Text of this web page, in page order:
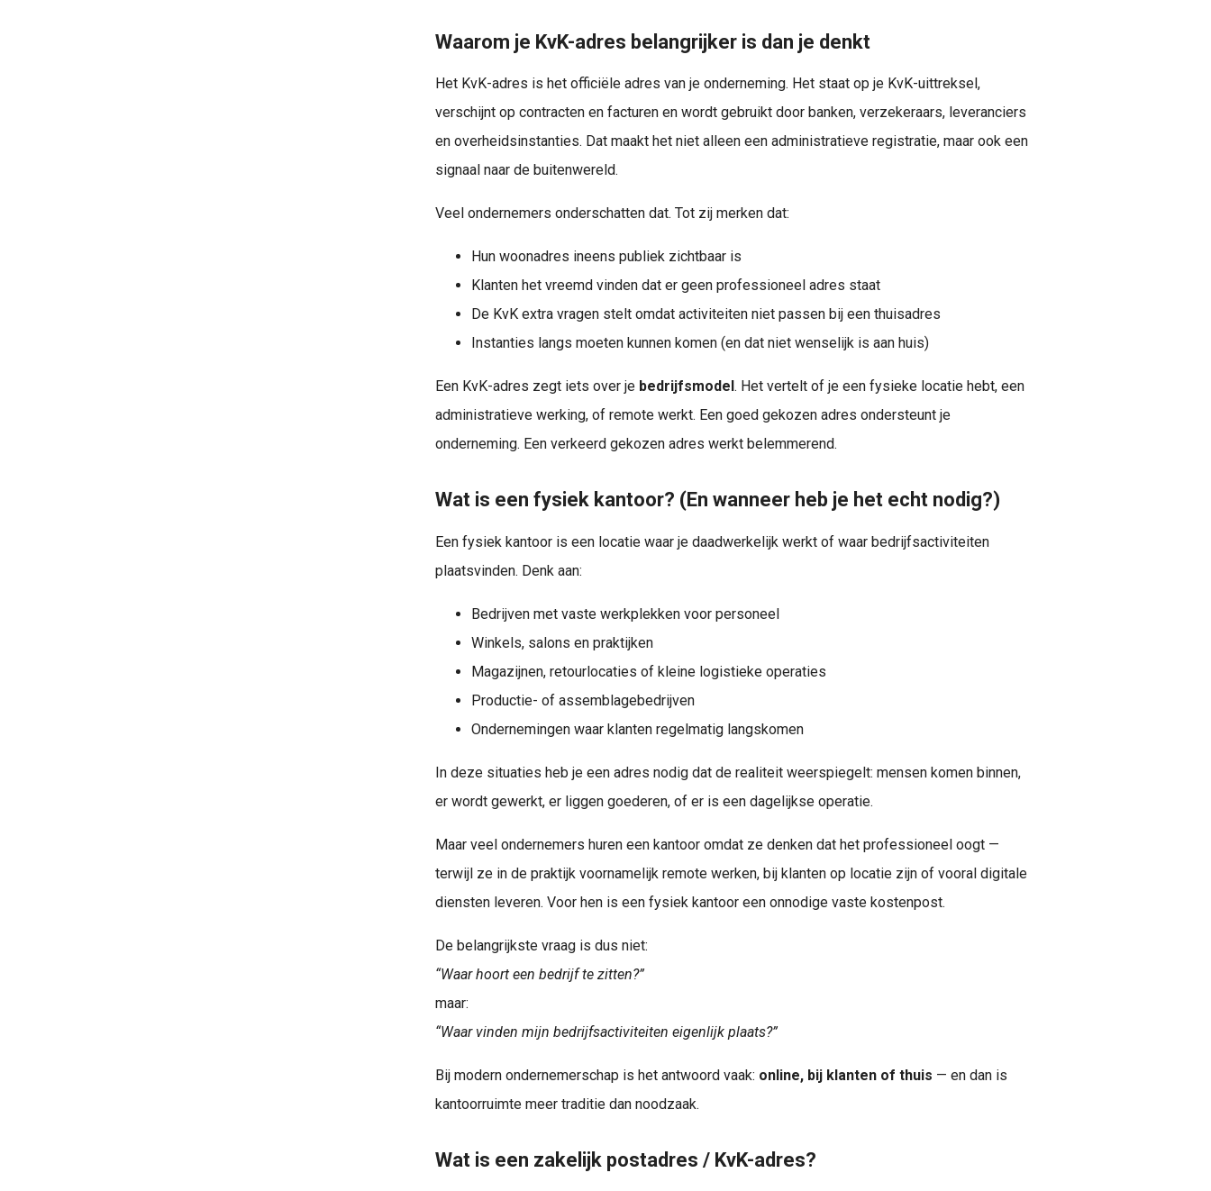
Waarom je KvK-adres belangrijker is dan je denkt
Het KvK-adres is het officiële adres van je onderneming. Het staat op je KvK-uittreksel,
verschijnt op contracten en facturen en wordt gebruikt door banken, verzekeraars, leveranciers
en overheidsinstanties. Dat maakt het niet alleen een administratieve registratie, maar ook een
signaal naar de buitenwereld.
Veel ondernemers onderschatten dat. Tot zij merken dat:
Hun woonadres ineens publiek zichtbaar is
Klanten het vreemd vinden dat er geen professioneel adres staat
De KvK extra vragen stelt omdat activiteiten niet passen bij een thuisadres
Instanties langs moeten kunnen komen (en dat niet wenselijk is aan huis)
Een KvK-adres zegt iets over je bedrijfsmodel . Het vertelt of je een fysieke locatie hebt, een
administratieve werking, of remote werkt. Een goed gekozen adres ondersteunt je
onderneming. Een verkeerd gekozen adres werkt belemmerend.
Wat is een fysiek kantoor? (En wanneer heb je het echt nodig?)
Een fysiek kantoor is een locatie waar je daadwerkelijk werkt of waar bedrijfsactiviteiten
plaatsvinden. Denk aan:
Bedrijven met vaste werkplekken voor personeel
Winkels, salons en praktijken
Magazijnen, retourlocaties of kleine logistieke operaties
Productie- of assemblagebedrijven
Ondernemingen waar klanten regelmatig langskomen
In deze situaties heb je een adres nodig dat de realiteit weerspiegelt: mensen komen binnen,
er wordt gewerkt, er liggen goederen, of er is een dagelijkse operatie.
Maar veel ondernemers huren een kantoor omdat ze denken dat het professioneel oogt —
terwijl ze in de praktijk voornamelijk remote werken, bij klanten op locatie zijn of vooral digitale
diensten leveren. Voor hen is een fysiek kantoor een onnodige vaste kostenpost.
De belangrijkste vraag is dus niet:
“Waar hoort een bedrijf te zitten?”
maar:
“Waar vinden mijn bedrijfsactiviteiten eigenlijk plaats?”
Bij modern ondernemerschap is het antwoord vaak: online, bij klanten of thuis — en dan is
kantoorruimte meer traditie dan noodzaak.
Wat is een zakelijk postadres / KvK-adres?